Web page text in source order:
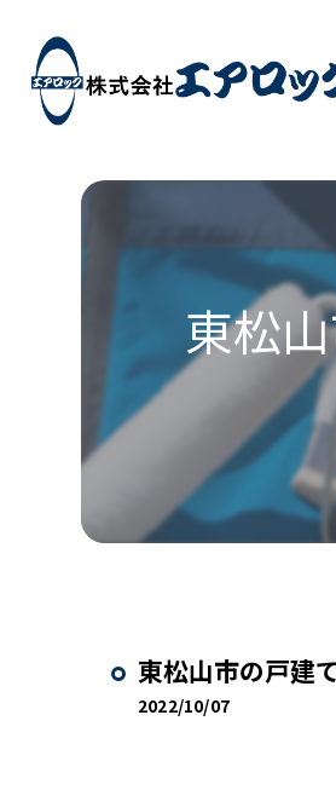
東松
東松山市の戸建
2022/10/07